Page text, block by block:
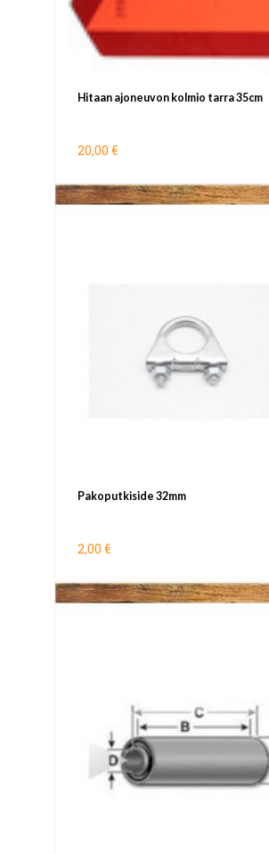
Hitaan ajoneuvon kolmio tarra 35cm
20,00 €
Pakoputkiside 32mm
2,00 €